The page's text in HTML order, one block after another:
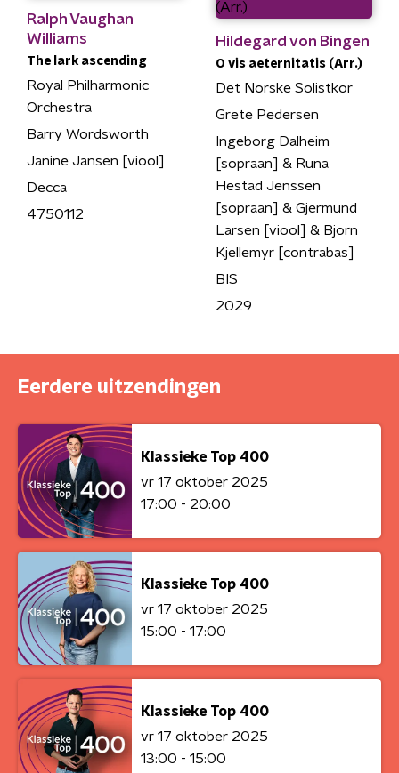
Ralph Vaughan
Williams
The lark ascending
Royal Philharmonic
Orchestra
Barry Wordsworth
Janine Jansen [viool]
Decca
4750112
Hildegard von Bingen
O vis aeternitatis (Arr.)
Det Norske Solistkor
Grete Pedersen
Ingeborg Dalheim
[sopraan] & Runa
Hestad Jenssen
[sopraan] & Gjermund
Larsen [viool] & Bjorn
Kjellemyr [contrabas]
BIS
2029
Eerdere uitzendingen
Klassieke Top 400
vr 17 oktober 2025
17:00 - 20:00
Klassieke Top 400
vr 17 oktober 2025
15:00 - 17:00
Klassieke Top 400
vr 17 oktober 2025
13:00 - 15:00